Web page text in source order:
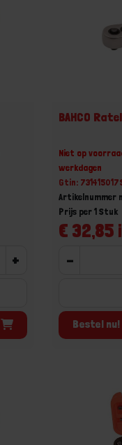
+
BAHCO
Niet op
werkdagen
Gtin:
Artikelnummer
€ 32,85
Prijs per 1 Stuk
-
Bestel nu!